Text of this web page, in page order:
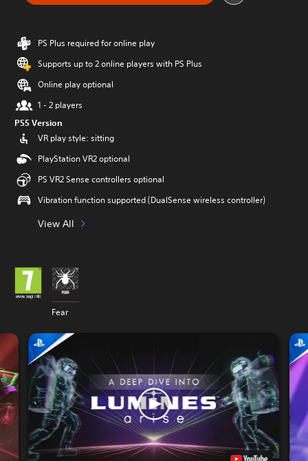
PS Plus required for online play
Supports up to 2 online players with PS Plus
Online play optional
1 - 2 players
PS5 Version
VR play style: sitting
PlayStation VR2 optional
PS VR2 Sense controllers optional
Vibration function supported (DualSense wireless controller)
View All
Fear